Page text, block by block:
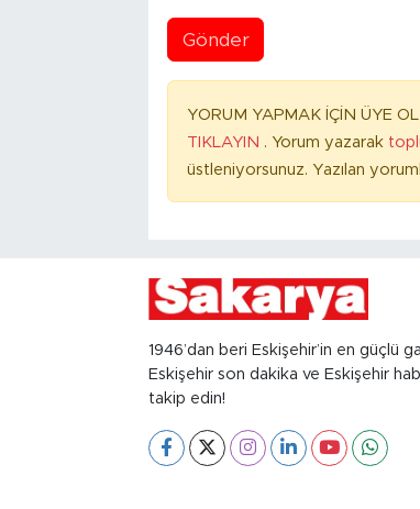
Gönder
YORUM YAPMAK İÇİN ÜYE
TIKLAYIN . Yorum yazarak
üstleniyorsunuz. Yazılan
1946’dan beri Eskişehir’in en güçlü
Eskişehir son dakika ve Eskişehir
takip edin!